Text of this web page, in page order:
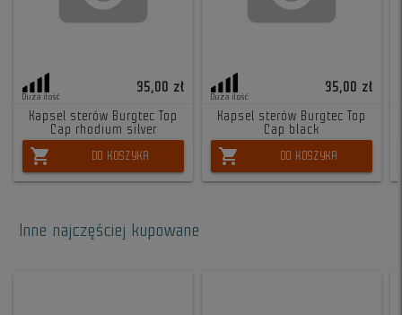
Duża ilość
35,00 zł
Kapsel sterów Burgtec Top
Cap rhodium silver
shopping_cart DO KOSZYKA
Duża ilość
35,00 zł
Kapsel sterów Burgtec Top
Cap black
shopping_cart DO KOSZYKA
Inne najczęściej kupowane